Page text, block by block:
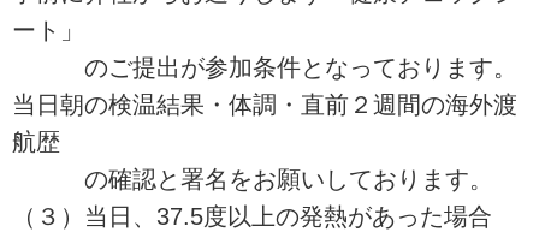
ート」
のご提出が参加条件となっております。
当日朝の検温結果・体調・直前２週間の海外渡
航歴
の確認と署名をお願いしております。
（３）当日、37.5度以上の発熱があった場合